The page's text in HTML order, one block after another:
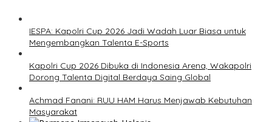
IESPA: Kapolri Cup 2026 Jadi Wadah Luar Biasa untuk
Mengembangkan Talenta E-Sports
Kapolri Cup 2026 Dibuka di Indonesia Arena, Wakapolri
Dorong Talenta Digital Berdaya Saing Global
Achmad Fanani: RUU HAM Harus Menjawab Kebutuhan
Masyarakat